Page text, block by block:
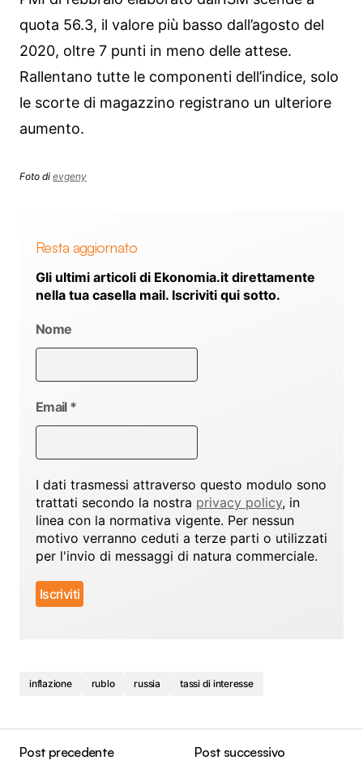
quota 56.3, il valore più basso dall’agosto del
2020, oltre 7 punti in meno delle attese.
Rallentano tutte le componenti dell’indice, solo
le scorte di magazzino registrano un ulteriore
aumento.
Foto di evgeny
Resta aggiornato
Gli ultimi articoli di Ekonomia.it direttamente
nella tua casella mail. Iscriviti qui sotto.
Nome
Email *
I dati trasmessi attraverso questo modulo sono
trattati secondo la nostra privacy policy, in
linea con la normativa vigente. Per nessun
motivo verranno ceduti a terze parti o utilizzati
per l'invio di messaggi di natura commerciale.
inflazione rublo russia tassi di interesse
Post precedente
Post successivo